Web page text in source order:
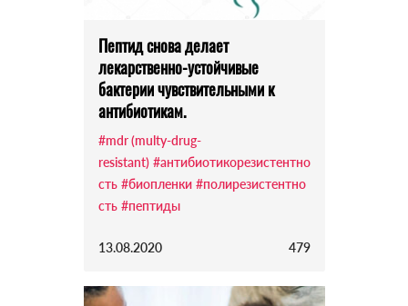
Пептид снова делает
лекарственно-устойчивые
бактерии чувствительными к
антибиотикам.
#mdr (multy-drug-
resistant) #антибиотикорезистентно
сть #биопленки #полирезистентно
сть #пептиды
13.08.2020 479